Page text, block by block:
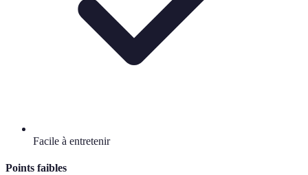
Facile à entretenir
Points faibles